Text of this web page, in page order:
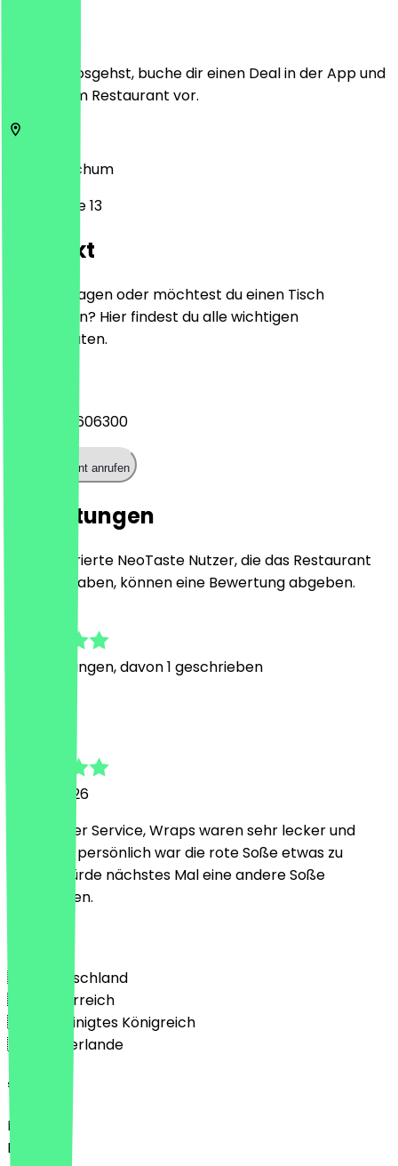
Bevor du losgehst, buche dir einen Deal in der App und
zeige ihn im Restaurant vor.
Bochum
Ruhrstraße 13
Kontakt
Hast du Fragen oder möchtest du einen Tisch
reservieren? Hier findest du alle wichtigen
Kontaktdaten.
+4923027606300
Restaurant anrufen
Bewertungen
Nur registrierte NeoTaste Nutzer, die das Restaurant
besucht haben, können eine Bewertung abgeben.
Bewertungen, davon 1 geschrieben
22. Juli 2026
Sehr netter Service, Wraps waren sehr lecker und
frisch. Mir persönlich war die rote Soße etwas zu
scharf, würde nächstes Mal eine andere Soße
bevorzugen.
🇩🇪 Deutschland
🇦🇹 Österreich
🇬🇧 Vereinigtes Königreich
🇳🇱 Niederlande
Sprache
Deutsch
English